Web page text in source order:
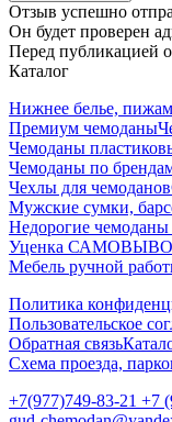
Отзыв успешно
Он будет проверен
Перед публикацией
Каталог
Нижнее белье,
Премиум чемоданы
Чемоданы
Чемоданы по
Чехлы для чемоданов
Мужские сумки,
Недорогие
Уценка
Мебель ручной
Политика
Пользовательское
Обратная связь
Схема проезда,
+7(977)749-83-21 +7